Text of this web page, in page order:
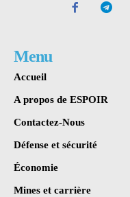
Menu
Accueil
A propos de ESPOIR
Contactez-Nous
Défense et sécurité
Économie
Mines et carrière